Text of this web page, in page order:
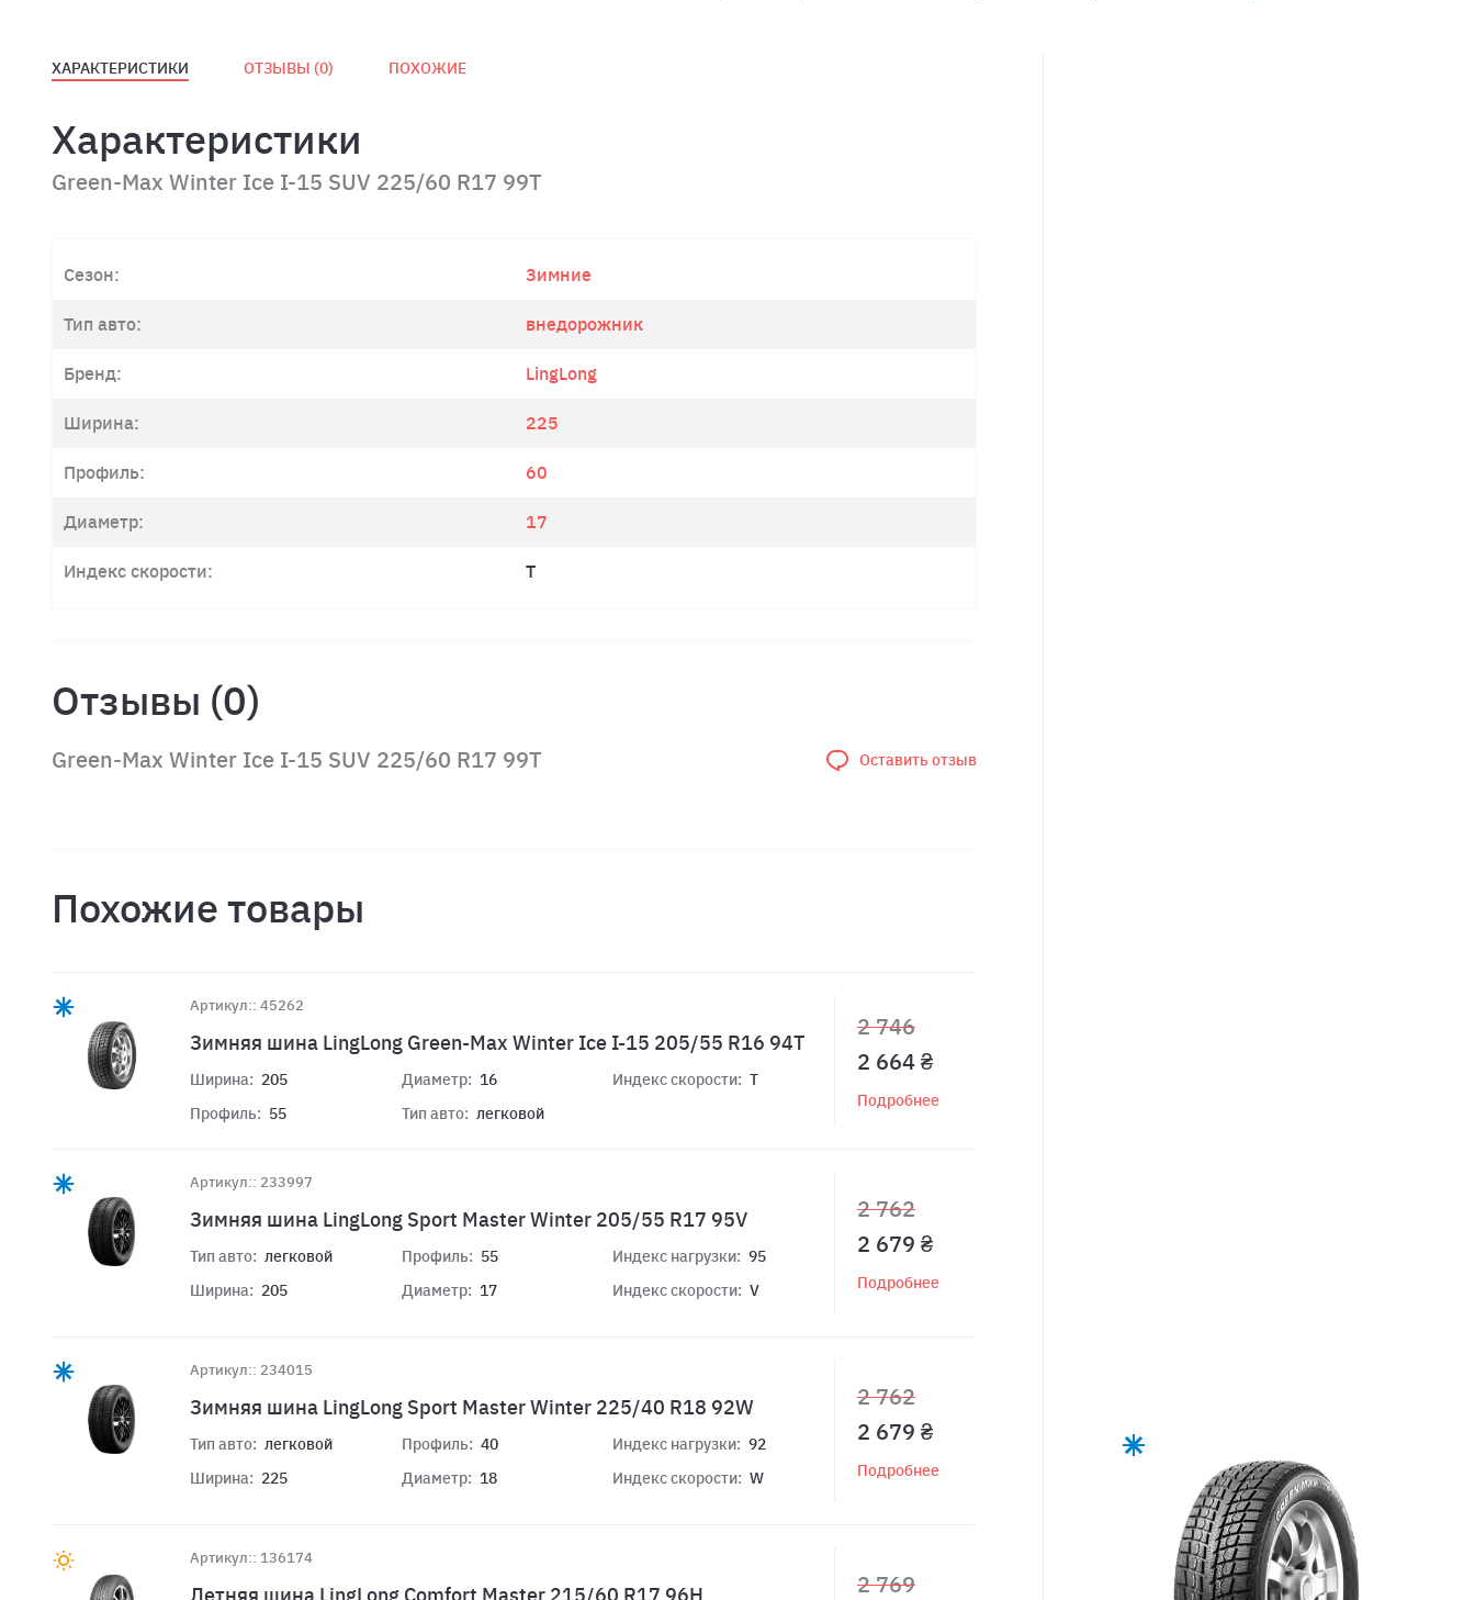
ХАРАКТЕРИСТИКИ ОТЗЫВЫ (0) ПОХОЖИЕ
Характеристики
Green-Max Winter Ice I-15 SUV 225/60 R17 99T
Сезон: Зимние
Тип авто: внедорожник
Бренд: LingLong
Ширина: 225
Профиль: 60
Диаметр: 17
Индекс скорости: T
Отзывы (0)
Green-Max Winter Ice I-15 SUV 225/60 R17 99T Оставить отзыв
Похожие товары
Артикул:: 45262
Зимняя шина LingLong Green-Max Winter Ice I-15 205/55 R16 94T
Ширина: 205
Профиль: 55
Диаметр: 16
Тип авто: легковой
Индекс скорости: T
2 746
2 664 ₴
Подробнее
Артикул:: 233997
Зимняя шина LingLong Sport Master Winter 205/55 R17 95V
Тип авто: легковой
Ширина: 205
Профиль: 55
Диаметр: 17
Индекс нагрузки: 95
Индекс скорости: V
2 762
2 679 ₴
Подробнее
Артикул:: 234015
Зимняя шина LingLong Sport Master Winter 225/40 R18 92W
Тип авто: легковой
Ширина: 225
Профиль: 40
Диаметр: 18
Индекс нагрузки: 92
Индекс скорости: W
2 762
2 679 ₴
Подробнее
Артикул:: 136174
Летняя шина LingLong Comfort Master 215/60 R17 96H
2 769